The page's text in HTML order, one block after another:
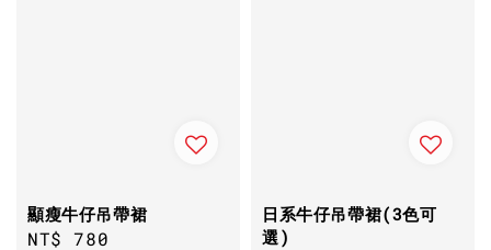
顯瘦牛仔吊帶裙
Regular
NT$ 780
日系牛仔吊帶裙(3色可
選)